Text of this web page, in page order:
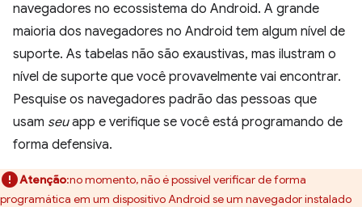
navegadores no ecossistema do Android. A grande
maioria dos navegadores no Android tem algum nível de
suporte. As tabelas não são exaustivas, mas ilustram o
nível de suporte que você provavelmente vai encontrar.
Pesquise os navegadores padrão das pessoas que
usam seuapp e verifique se você está programando de
forma defensiva.
Atenção:no momento, não é possível verificar de forma
programática em um dispositivo Android se um navegador instalado